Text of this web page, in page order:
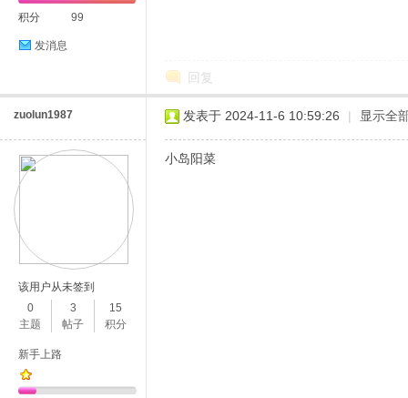
积分 99
发消息
回复
zuolun1987
该用户从未签到
0
主题
3
帖子
15
积分
新手上路
发表于 2024-11-6 10:59:26 | 显示全
小岛阳菜